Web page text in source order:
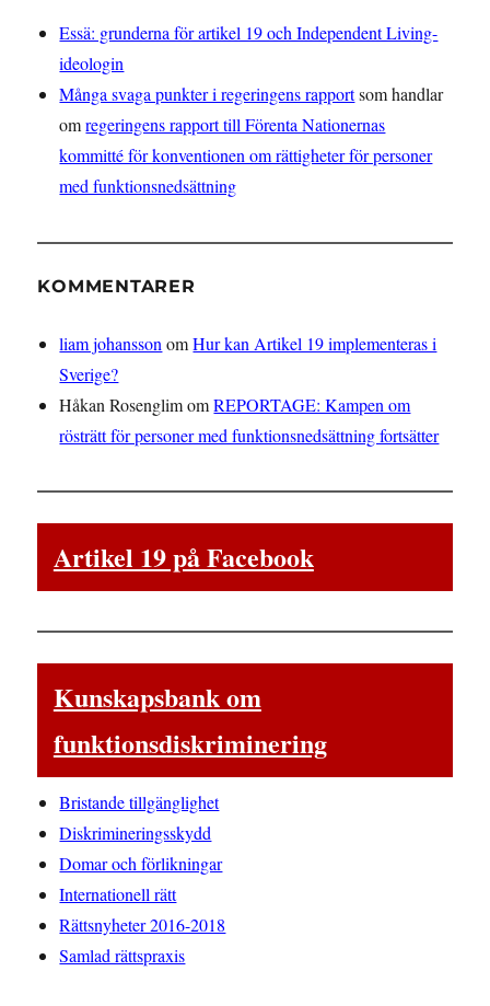
Essä: grunderna för artikel 19 och Independent Living-
ideologin
Många svaga punkter i regeringens rapportsom handlar
omregeringens rapport till Förenta Nationernas
kommitté för konventionen om rättigheter för personer
med funktionsnedsättning
KOMMENTARER
liam johansson omHur kan Artikel 19 implementeras i
Sverige?
Håkan RosenglimomREPORTAGE: Kampen om
rösträtt för personer med funktionsnedsättning fortsätter
Artikel 19 på Facebook
Kunskapsbank om
funktionsdiskriminering
Bristande tillgänglighet
Diskrimineringsskydd
Domar och förlikningar
Internationell rätt
Rättsnyheter 2016-2018
Samlad rättspraxis